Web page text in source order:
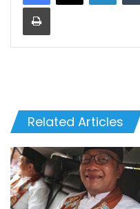
Print
Related Articles